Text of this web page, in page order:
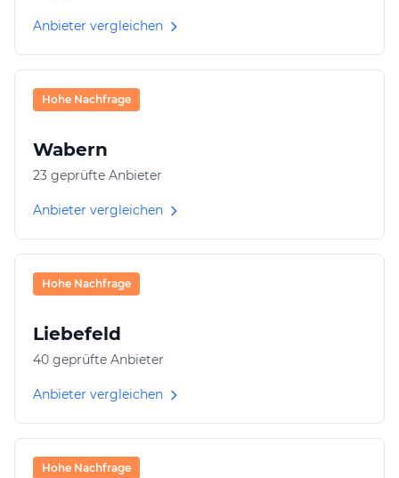
Anbieter vergleichen
Hohe Nachfrage
Wabern
23 geprüfte Anbieter
Anbieter vergleichen
Hohe Nachfrage
Liebefeld
40 geprüfte Anbieter
Anbieter vergleichen
Hohe Nachfrage